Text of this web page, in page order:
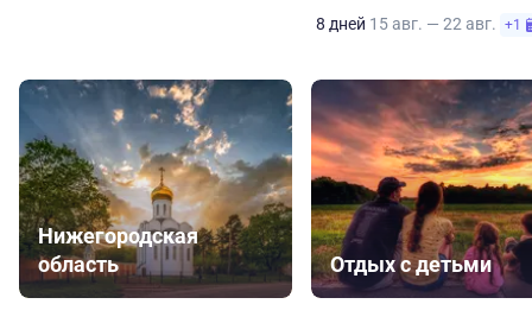
8 дней 15 авг. — 22 авг. +1
Нижегородская
область
Отдых с детьми